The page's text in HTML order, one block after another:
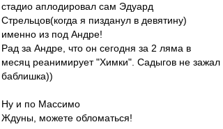
стадио аплодировал сам Эдуард
Стрельцов(когда я пизданул в девятину)
именно из под Андре!
Рад за Андре, что он сегодня за 2 ляма в
месяц реанимирует "Химки". Садыгов не зажал
баблишка))
Ну и по Массимо
Ждуны, можете обломаться!